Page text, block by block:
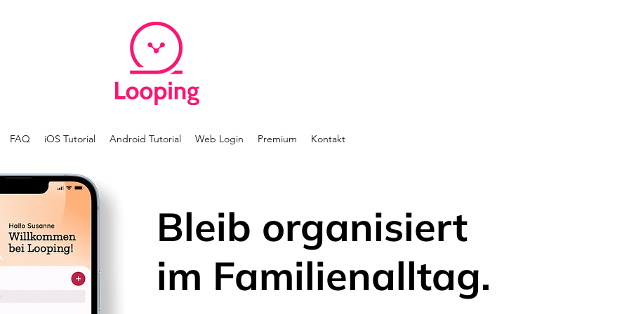
FAQ iOS Tutorial Android Tutorial Web Login Premium Kontakt
Bleib organisiert
im Familienalltag.